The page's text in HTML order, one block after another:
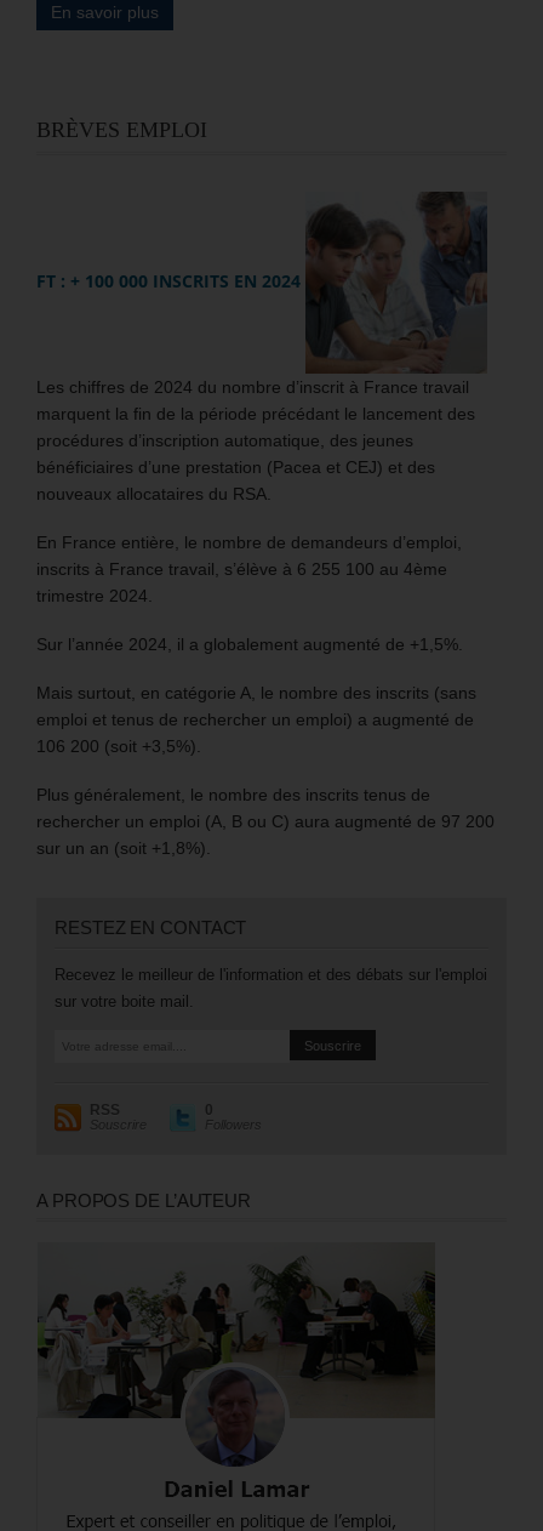
En savoir plus
BRÈVES EMPLOI
FT : + 100 000 INSCRITS EN 2024
Les chiffres de 2024 du nombre d’inscrit à France travail
marquent la fin de la période précédant le lancement des
procédures d’inscription automatique, des jeunes
bénéficiaires d’une prestation (Pacea et CEJ) et des
nouveaux allocataires du RSA.
En France entière, le nombre de demandeurs d’emploi,
inscrits à France travail, s’élève à 6 255 100 au 4ème
trimestre 2024.
Sur l’année 2024, il a globalement augmenté de +1,5%.
Mais surtout, en catégorie A, le nombre des inscrits (sans
emploi et tenus de rechercher un emploi) a augmenté de
106 200 (soit +3,5%).
Plus généralement, le nombre des inscrits tenus de
rechercher un emploi (A, B ou C) aura augmenté de 97 200
sur un an (soit +1,8%).
RESTEZ EN CONTACT
Recevez le meilleur de l'information et des débats sur l'emploi
sur votre boite mail.
RSS
Souscrire
0
Followers
A PROPOS DE L’AUTEUR